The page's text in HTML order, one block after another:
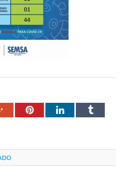
Google+PinterestLinkedInTumblr